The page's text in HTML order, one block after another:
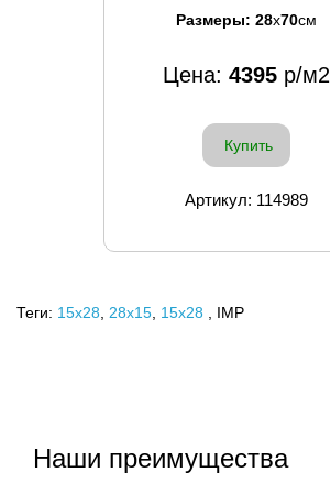
Размеры: 28x70см
Цена: 4395 р/м2
Купить
Артикул: 114989
Теги: 15x28, 28х15, 15х28 , IMP
Наши преимущества